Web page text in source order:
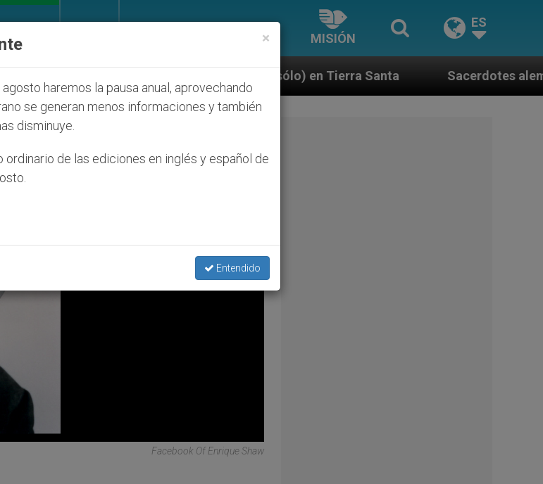
MISIÓN
ES
a cristianos (y no sólo) en Tierra Santa Sacerdotes alemanes fieles al Papa
Facebook Of Enrique Shaw
×
haremos la pausa anual, aprovechando
se generan menos informaciones y también
disminuye.
de las ediciones en inglés y español de
Entendido